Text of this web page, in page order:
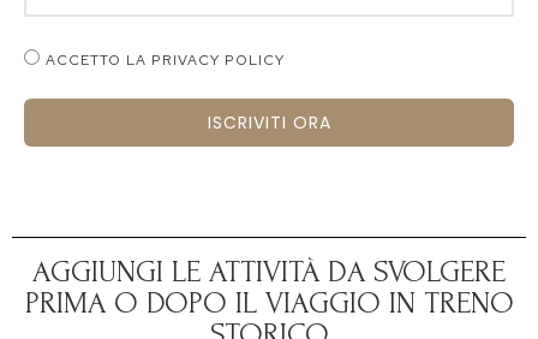
ACCETTO LA PRIVACY POLICY
ISCRIVITI ORA
AGGIUNGI LE ATTIVITÀ DA SVOLGERE
PRIMA O DOPO IL VIAGGIO IN TRENO